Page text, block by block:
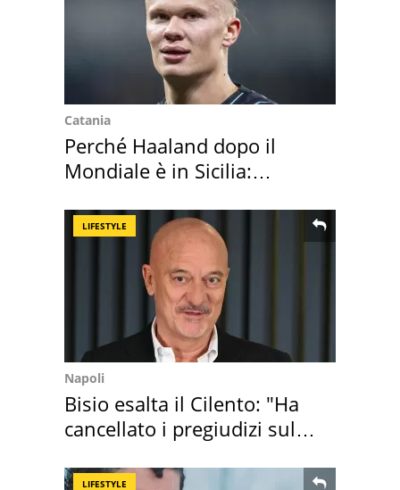
Catania
Perché Haaland dopo il
Mondiale è in Sicilia:
LIFESTYLE
Napoli
Bisio esalta il Cilento: "Ha
cancellato i pregiudizi sul
LIFESTYLE